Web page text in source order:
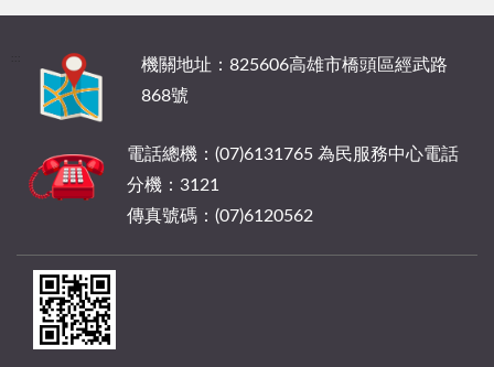
機關地址：825606高雄市橋頭區經武路
868號
電話總機：(07)6131765 為民服務中心電話
分機：3121
傳真號碼：(07)6120562